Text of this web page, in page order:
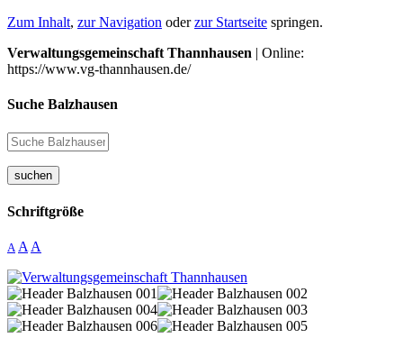
Zum Inhalt, zur Navigation oderzur Startseite springen.
Verwaltungsgemeinschaft Thannhausen | Online:
https://www.vg-thannhausen.de/
Suche Balzhausen
suchen
Schriftgröße
A A A